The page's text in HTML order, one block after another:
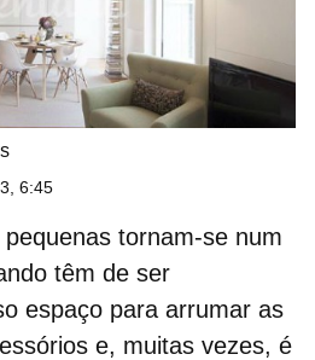
6:45
tornam-se num
têm de ser
espaço para arrumar as
e, muitas vezes, é